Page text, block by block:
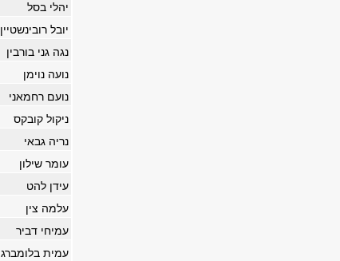
יהלי בסל
יובל רובינשטיין
נגה גני בורבין
נועה נוימן
נועם רחמאני
ניקול קובקס
נריה גבאי
עומר שילון
עידן להט
עלמה צין
עמיחי דביר
עמית בלומברג